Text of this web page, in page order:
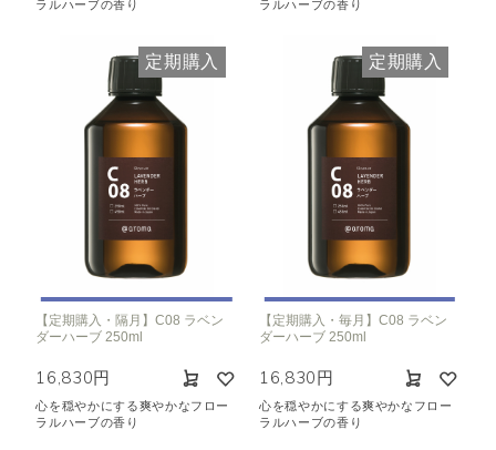
ラルハーブの香り
ラルハーブの香り
定期購入
【定期購入・隔月】C08 ラベン
ダーハーブ 250ml
16,830円
心を穏やかにする爽やかなフロー
ラルハーブの香り
定期購入
【定期購入・毎月】C08 ラベン
ダーハーブ 250ml
16,830円
心を穏やかにする爽やかなフロー
ラルハーブの香り